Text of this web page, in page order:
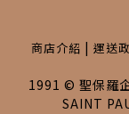
商店介紹 | 運送
1991 © 聖保羅
SAINT